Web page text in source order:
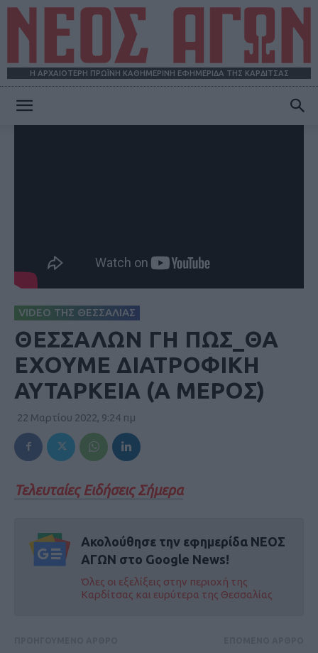
Η ΑΡΧΑΙΟΤΕΡΗ ΠΡΩΪΝΗ ΚΑΘΗΜΕΡΙΝΗ ΕΦΗΜΕΡΙΔΑ ΤΗΣ ΚΑΡΔΙΤΣΑΣ
VIDEO ΤΗΣ ΘΕΣΣΑΛΙΑΣ
ΘΕΣΣΑΛΩΝ ΓΗ ΠΩΣ_ΘΑ
ΕΧΟΥΜΕ ΔΙΑΤΡΟΦΙΚΗ
ΑΥΤΑΡΚΕΙΑ (Α ΜΕΡΟΣ)
22 Μαρτίου 2022, 9:24 πμ
Τελευταίες Ειδήσεις Σήμερα
Ακολούθησε την εφημερίδα ΝΕΟΣ
ΑΓΩΝ στο Google News!
Όλες οι εξελίξεις στην περιοχή της
Καρδίτσας και ευρύτερα της Θεσσαλίας